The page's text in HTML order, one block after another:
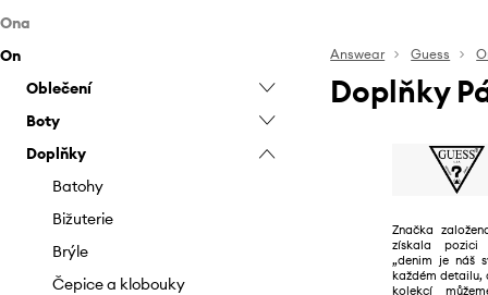
Ona
Bundy
Džíny
Halenky a košile
Kabáty
Kalhoty a legíny
Mikiny
Overaly
Boty
Baleríny
Espadrilky
Kotníkové boty
Kozačky
Lodičky
Mokasíny a polobotky
Doplňky
Batohy
Bižuterie
Brýle
Čepice a klobouky
Deštníky
On
Oblečení
Bundy
Džíny
Kabáty
Kalhoty
Košile
Kraťasy
Boty
Espadrilky
Kotníkové boty
Mokasíny a polobotky
Sandály a pantofle
Sneakers boty
Doplňky
Batohy
Bižuterie
Brýle
Čepice a klobouky
Answear Guess
Doplňky
Značka
získala pozici
„denim je náš
každém detailu,
kolekcí